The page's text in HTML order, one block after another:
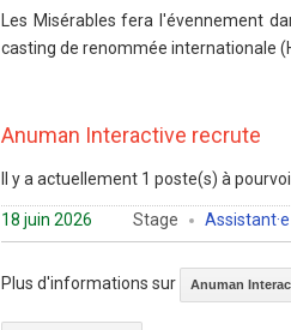
Les Misérables fera l'évennement
casting de renommée internationale
Anuman Interactive recrute
Il y a actuellement 1 poste(s) à
18 juin 2026 Stage
Plus d'informations sur Anuman